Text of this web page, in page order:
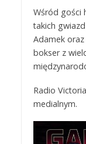
Wśród gości
takich
Adamek
bokser z
Radio
medialnym.